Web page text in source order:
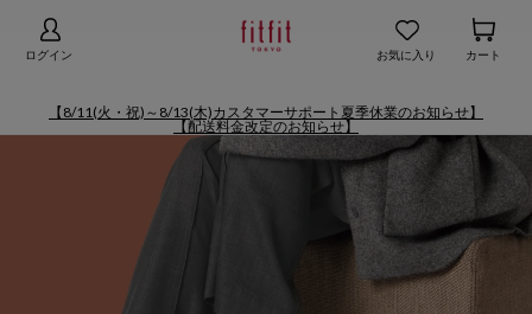
ログイン お気に入り カート
【8/11(火・祝)～8/13(木)カスタマーサポート夏季休業のお知らせ】
【配送料金改定のお知らせ】